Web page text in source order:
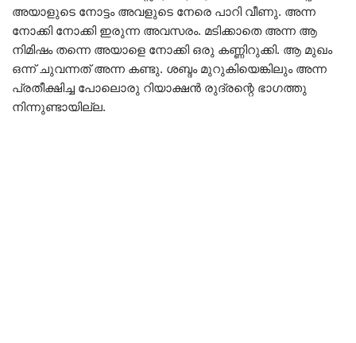
അയാളുടെ നോട്ടം അവളുടെ നേരെ പാറി വീണു. അന്ന
നോക്കി നോക്കി ഇരുന്ന അവസരം. മടിക്കാതെ അന്ന ആ
നിമിഷം തന്നെ അയാളെ നോക്കി ഒരു കണ്ണിറുക്കി. ആ മുഖം
ഒന്ന് ചുവന്നത് അന്ന കണ്ടു. ശബ്ദം മുറുകിയെങ്കിലും അന്ന
പ്രതീക്ഷിച്ച പോലൊരു റിയാക്ഷൻ രുദ്രന്റെ ഭാഗത്തു
നിന്നുണ്ടായില്ല.